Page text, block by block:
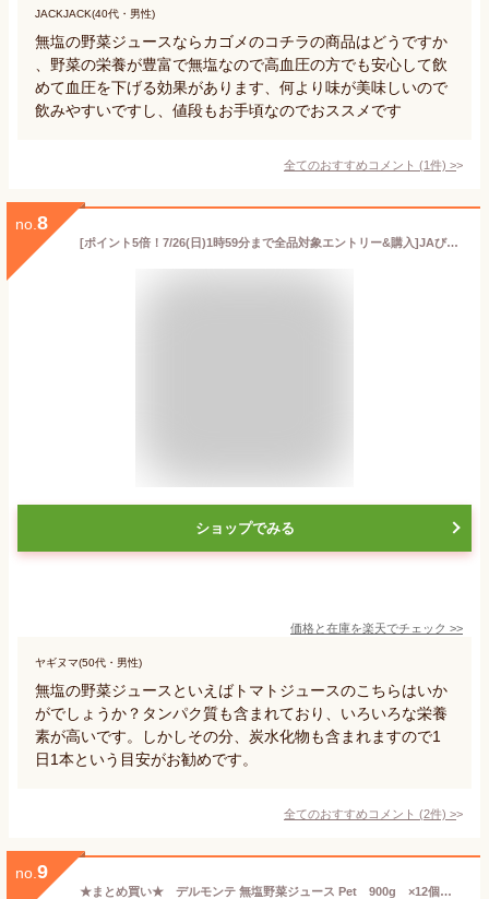
JACKJACK(40代・男性)
無塩の野菜ジュースならカゴメのコチラの商品はどうですか
、野菜の栄養が豊富で無塩なので高血圧の方でも安心して飲
めて血圧を下げる効果があります、何より味が美味しいので
飲みやすいですし、値段もお手頃なのでおススメです
全てのおすすめコメント (1件) >
no. 8
[ポイント5倍！7/26(日)1時59分まで全品対象エントリー&購入]JAびらとり ニシパの恋人 トマトジュース (無塩) 190g缶×30本入｜ 送料無料 トマトジュース 無塩 野菜ジュース とまと 缶
ショップでみる
価格と在庫を楽天でチェック >>
ヤギヌマ(50代・男性)
無塩の野菜ジュースといえばトマトジュースのこちらはいか
がでしょうか？タンパク質も含まれており、いろいろな栄養
素が高いです。しかしその分、炭水化物も含まれますので1
日1本という目安がお勧めです。
全てのおすすめコメント (2件) >
no. 9
★まとめ買い★ デルモンテ 無塩野菜ジュース Pet 900g ×12個【イージャパンモール】